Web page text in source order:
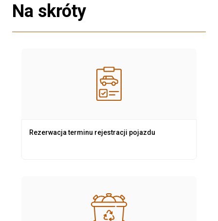
Na skróty
Rezerwacja terminu rejestracji pojazdu